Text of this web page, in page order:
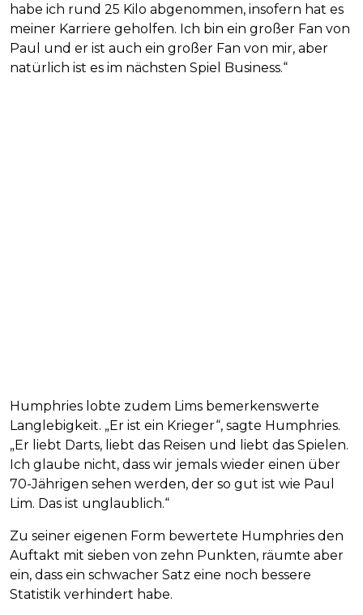
habe ich rund 25 Kilo abgenommen, insofern hat es
meiner Karriere geholfen. Ich bin ein großer Fan von
Paul und er ist auch ein großer Fan von mir, aber
natürlich ist es im nächsten Spiel Business.“
Humphries lobte zudem Lims bemerkenswerte
Langlebigkeit. „Er ist ein Krieger“, sagte Humphries.
„Er liebt Darts, liebt das Reisen und liebt das Spielen.
Ich glaube nicht, dass wir jemals wieder einen über
70-Jährigen sehen werden, der so gut ist wie Paul
Lim. Das ist unglaublich.“
Zu seiner eigenen Form bewertete Humphries den
Auftakt mit sieben von zehn Punkten, räumte aber
ein, dass ein schwacher Satz eine noch bessere
Statistik verhindert habe.